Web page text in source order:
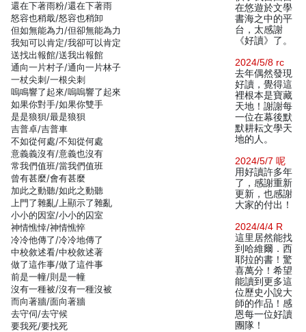
還在下著雨粉/還在下著雨
怒容也稍戢/怒容也稍卸
但如無能為力/但卻無能為力
我知可以肯定/我卻可以肯定
送找出報館/送我出報館
通向一片村子/通向一片林子
一杖尖刺/一根尖刺
嗚鳴響了起來/嗚嗚響了起來
如果你對手/如果你雙手
是是狼狽/最是狼狽
吉普卓/吉普車
不如從何處/不知從何處
意義義沒有/意義也沒有
常我們值班/當我們值班
曾有甚麼/會有甚麼
加此之動聽/如此之動聽
上門了雜亂/上顯示了雜亂
小小的因室/小小的囚室
神情憔悻/神情憔悴
冷冷他傳了/冷冷地傳了
中校敘述看/中校敘述著
做了這作事/做了這件事
前是一幢/則是一幢
沒有一種被/沒有一種沒被
而向著牆/面向著牆
去守伺/去守候
要我死/要找死
在悠遊於文學
書海之中的平
台，太感謝
《好讀》了。
2024/5/8 rc
去年偶然發現
好讀，覺得這
裡根本是寶藏
天地！謝謝每
一位在幕後默
默耕耘文學天
地的人。
2024/5/7 呢
用好讀許多年
了，感謝重新
更新，也感謝
大家的付出！
2024/4/4 R
這里居然能找
到哈維爾．西
耶拉的書！驚
喜萬分！希望
能讀到更多這
位歷史小說大
師的作品！感
恩每一位好讀
團隊！